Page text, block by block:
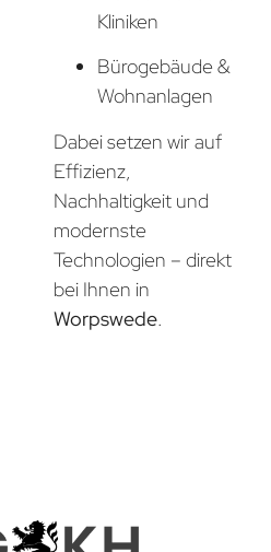
Kliniken
Bürogebäude &
Wohnanlagen
Dabei setzen wir auf
Effizienz,
Nachhaltigkeit und
modernste
Technologien – direkt
bei Ihnen in
Worpswede.